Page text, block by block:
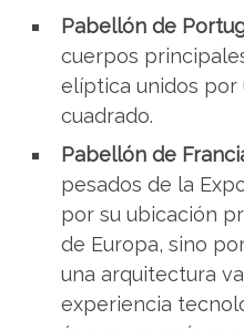
Pabellón de
cuerpos
elíptica unidos por
cuadrado.
Pabellón de
pesados de la
por su ubicación
de Europa, sino
una arquitectura
experiencia